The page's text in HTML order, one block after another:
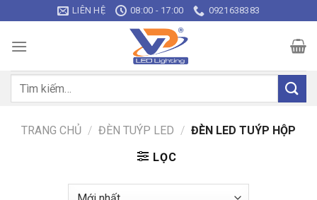
qua
nội
LIÊN HỆ 08:00 - 17:00 0921638383
Tìm
TRANG CHỦ / ĐÈN TUÝP LED / ĐÈN LED TUÝP HỘP
LỌC